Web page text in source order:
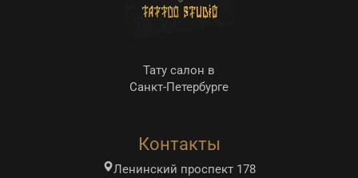
Тату салон в
Санкт-Петербурге
Контакты
Ленинский проспект 178